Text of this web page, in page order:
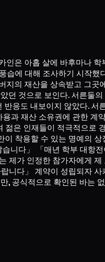
은 아홉 살에 바후마나
에 대해 조사하기 시작했
의 재산을 상속받고 그
던 것으로 보인다. 서른둘
응도 내보이지 않았다.
과 재산 소유권에 관한 계
은 인재들이 적극적으로
착용할 수 있는 명예의
니다」 「매년 학부 대항
가 인정한 참가자에게
니다」 계약이 성립되자
, 공식적으로 확인된 바는